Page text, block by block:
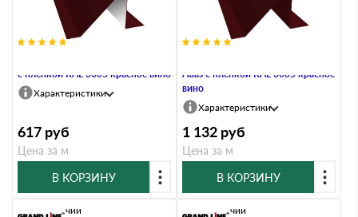
с пленкой RAL 3005 красное вино
Характеристики
617 руб
Цена за м
В КОРЗИНУ
Atlas с пленкой RAL 3005 красное
вино
Характеристики
1 132 руб
Цена за м
В КОРЗИНУ
В наличии В наличии